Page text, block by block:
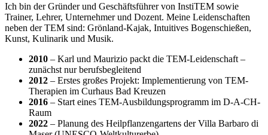
Ich bin der Gründer und Geschäftsführer von InstiTEM sowie
Trainer, Lehrer, Unternehmer und Dozent. Meine Leidenschaften
neben der TEM sind: Grönland-Kajak, Intuitives Bogenschießen,
Kunst, Kulinarik und Musik.
2010 – Karl und Maurizio packt die TEM-Leidenschaft –
zunächst nur berufsbegleitend
2012 – Erstes großes Projekt: Implementierung von TEM-
Therapien im Curhaus Bad Kreuzen
2016 – Start eines TEM-Ausbildungsprogramm im D-A-CH-
Raum
2022 – Planung des Heilpflanzengartens der Villa Barbaro di